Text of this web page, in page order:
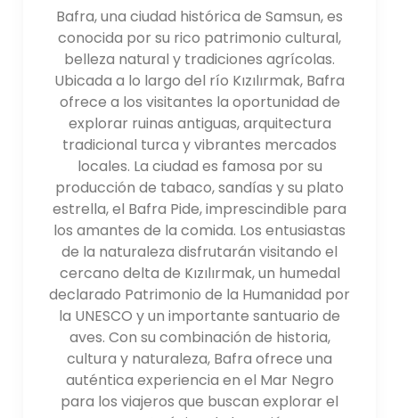
Bafra, una ciudad histórica de Samsun, es
conocida por su rico patrimonio cultural,
belleza natural y tradiciones agrícolas.
Ubicada a lo largo del río Kızılırmak, Bafra
ofrece a los visitantes la oportunidad de
explorar ruinas antiguas, arquitectura
tradicional turca y vibrantes mercados
locales. La ciudad es famosa por su
producción de tabaco, sandías y su plato
estrella, el Bafra Pide, imprescindible para
los amantes de la comida. Los entusiastas
de la naturaleza disfrutarán visitando el
cercano delta de Kızılırmak, un humedal
declarado Patrimonio de la Humanidad por
la UNESCO y un importante santuario de
aves. Con su combinación de historia,
cultura y naturaleza, Bafra ofrece una
auténtica experiencia en el Mar Negro
para los viajeros que buscan explorar el